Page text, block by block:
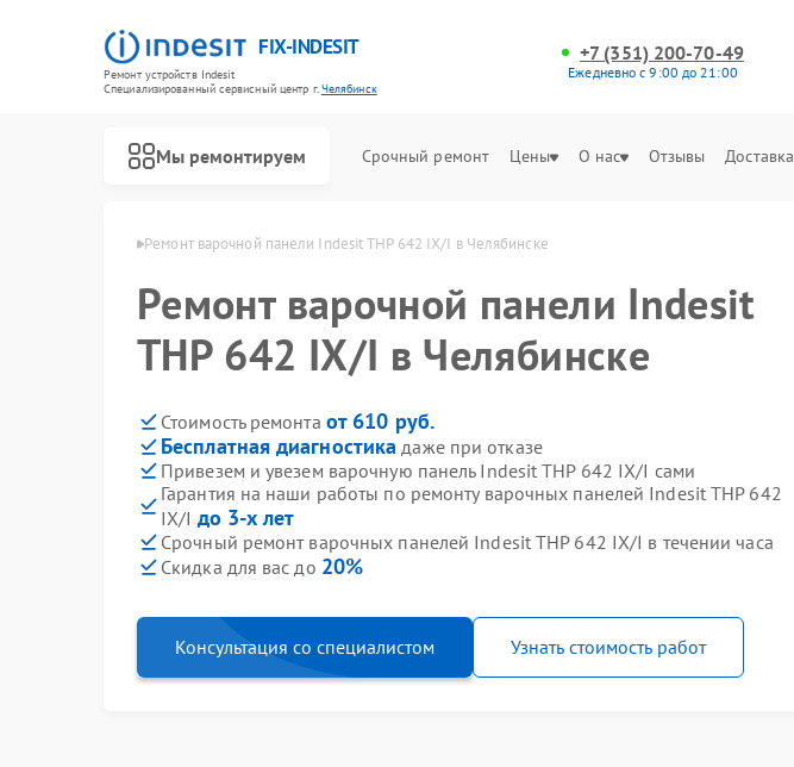
FIX-INDESIT
Ремонт устройств Indesit
Специализированный cервисный центр г.Челябинск
+7 (351) 200-70-49
Ежедневно с 9:00 до 21:00
Мы ремонтируем Срочный ремонт Цены О нас Отзывы Доставка
в Челябинске Ремонт варочной панели Indesit THP 642 IX/I в Челябинске
Ремонт варочной панели Indesit
THP 642 IX/I в Челябинске
Стоимость ремонта от 610 руб.
Бесплатная диагностика даже при отказе
Привезем и увезем варочную панель Indesit THP 642 IX/I сами
Гарантия на наши работы по ремонту варочных панелей Indesit THP 642
IX/I до 3-х лет
Срочный ремонт варочных панелей Indesit THP 642 IX/I в течении часа
Скидка для вас до 20%
Консультация со специалистом Узнать стоимость работ